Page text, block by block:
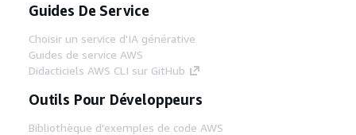
Guides De Service
Choisir un service d'IA générative
Guides de service AWS
Didacticiels AWS CLI sur GitHub
Outils Pour Développeurs
Bibliothèque d'exemples de code AWS